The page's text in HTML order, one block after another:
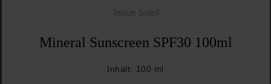
Tenue Soleil
Mineral Sunscreen SPF30 100ml
Inhalt: 100 ml